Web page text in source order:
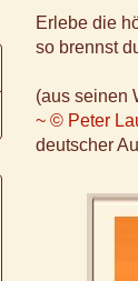
Erlebe die
so brennst
(aus seinen
~ © Peter
deutscher